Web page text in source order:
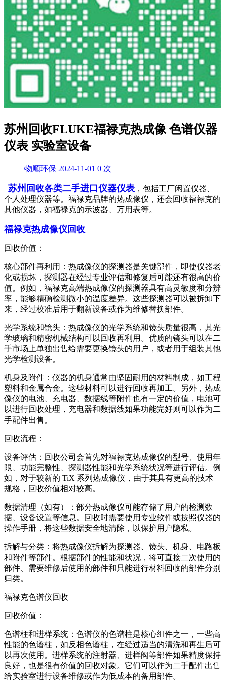
苏州回收FLUKE福禄克热成像 色谱仪器
仪表 实验室设备
物顺环保 2024-11-01 0 次
苏州回收各类二手进口仪器仪表 ，包括工厂闲置仪器、
个人处理仪器等。福禄克品牌的热成像仪，还会回收福禄克的
其他仪器，如福禄克的示波器、万用表等。
福禄克热成像仪回收
回收价值：
核心部件再利用：热成像仪的探测器是关键部件，即使仪器老
化或损坏，探测器在经过专业评估和修复后可能还有很高的价
值。例如，福禄克高端热成像仪的探测器具有高灵敏度和分辨
率，能够精确检测微小的温度差异。这些探测器可以被拆卸下
来，经过校准后用于翻新设备或作为维修替换部件。
光学系统和镜头：热成像仪的光学系统和镜头质量很高，其光
学玻璃和精密机械结构可以回收再利用。优质的镜头可以在二
手市场上单独出售给需要更换镜头的用户，或者用于组装其他
光学检测设备。
机身及附件：仪器的机身通常由坚固耐用的材料制成，如工程
塑料和金属合金。这些材料可以进行回收再加工。另外，热成
像仪的电池、充电器、数据线等附件也有一定的价值，电池可
以进行回收处理，充电器和数据线如果功能完好则可以作为二
手配件出售。
回收流程：
设备评估：回收公司会首先对福禄克热成像仪的型号、使用年
限、功能完整性、探测器性能和光学系统状况等进行评估。例
如，对于较新的 TiX 系列热成像仪，由于其具有更高的技术
规格，回收价值相对较高。
数据清理（如有）：部分热成像仪可能存储了用户的检测数
据、设备设置等信息。回收时需要使用专业软件或按照仪器的
操作手册，将这些数据安全地清除，以保护用户隐私。
拆解与分类：将热成像仪拆解为探测器、镜头、机身、电路板
和附件等部件。根据部件的性能和状况，将可直接二次使用的
部件、需要维修后使用的部件和只能进行材料回收的部件分别
归类。
福禄克色谱仪回收
回收价值：
色谱柱和进样系统：色谱仪的色谱柱是核心组件之一，一些高
性能的色谱柱，如反相色谱柱，在经过适当的清洗和再生后可
以再次使用。进样系统的注射器、进样阀等部件如果精度保持
良好，也是很有价值的回收对象。它们可以作为二手配件出售
给实验室进行设备维修或作为低成本的备用部件。